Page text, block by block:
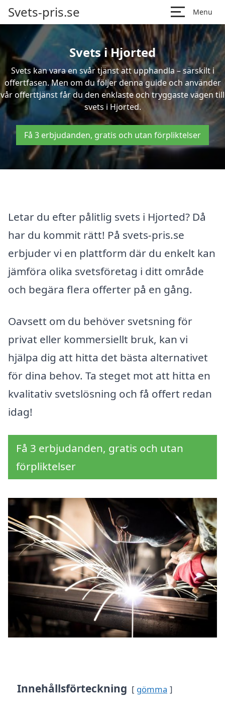
Svets-pris.se Menu
Svets i Hjorted
Svets kan vara en svår tjänst att upphandla – särskilt i
offertfasen. Men om du följer denna guide och använder
vår offerttjänst får du den enklaste och tryggaste vägen till
svets i Hjorted.
Få 3 erbjudanden, gratis och utan förpliktelser
Letar du efter pålitlig svets i Hjorted? Då
har du kommit rätt! På svets-pris.se
erbjuder vi en plattform där du enkelt kan
jämföra olika svetsföretag i ditt område
och begära flera offerter på en gång.
Oavsett om du behöver svetsning för
privat eller kommersiellt bruk, kan vi
hjälpa dig att hitta det bästa alternativet
för dina behov. Ta steget mot att hitta en
kvalitativ svetslösning och få offert redan
idag!
Få 3 erbjudanden, gratis och utan
förpliktelser
Innehållsförteckning gömma